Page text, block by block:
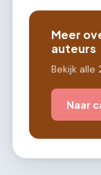
Meer
auteurs
Bekijk alle
Naar